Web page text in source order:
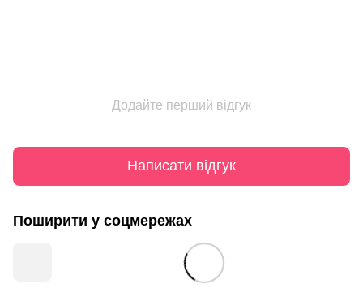
Додайте перший відгук
Написати відгук
Поширити у соцмережах